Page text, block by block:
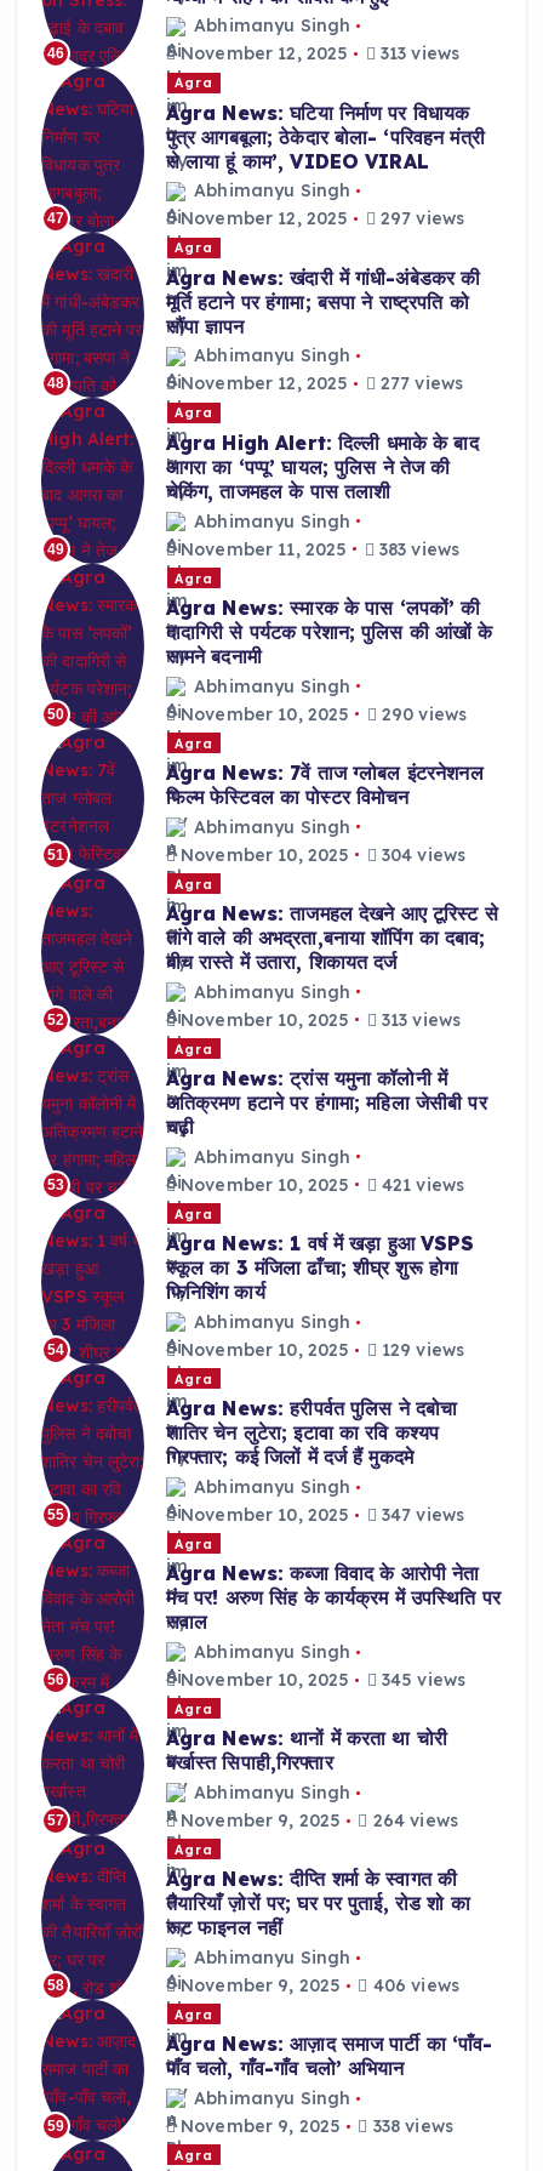
46
Abhimanyu Singh
November 12, 2025
313 views
47
Agra
Agra News: घटिया निर्माण पर विधायक
पुत्र आगबबूला; ठेकेदार बोला- ‘परिवहन मंत्री
से लाया हूं काम’, VIDEO VIRAL
Abhimanyu Singh
November 12, 2025
297 views
48
Agra
Agra News: खंदारी में गांधी-अंबेडकर की
मूर्ति हटाने पर हंगामा; बसपा ने राष्ट्रपति को
सौंपा ज्ञापन
Abhimanyu Singh
November 12, 2025
277 views
49
Agra
Agra High Alert: दिल्ली धमाके के बाद
आगरा का ‘पप्पू’ घायल; पुलिस ने तेज की
चेकिंग, ताजमहल के पास तलाशी
Abhimanyu Singh
November 11, 2025
383 views
50
Agra
Agra News: स्मारक के पास ‘लपकों’ की
दादागिरी से पर्यटक परेशान; पुलिस की आंखों के
सामने बदनामी
Abhimanyu Singh
November 10, 2025
290 views
51
Agra
Agra News: 7वें ताज ग्लोबल इंटरनेशनल
फिल्म फेस्टिवल का पोस्टर विमोचन
Abhimanyu Singh
November 10, 2025
304 views
52
Agra
Agra News: ताजमहल देखने आए टूरिस्ट से
तांगे वाले की अभद्रता,बनाया शॉपिंग का दबाव;
बीच रास्ते में उतारा, शिकायत दर्ज
Abhimanyu Singh
November 10, 2025
313 views
53
Agra
Agra News: ट्रांस यमुना कॉलोनी में
अतिक्रमण हटाने पर हंगामा; महिला जेसीबी पर
चढ़ी
Abhimanyu Singh
November 10, 2025
421 views
54
Agra
Agra News: 1 वर्ष में खड़ा हुआ VSPS
स्कूल का 3 मंजिला ढाँचा; शीघ्र शुरू होगा
फिनिशिंग कार्य
Abhimanyu Singh
November 10, 2025
129 views
55
Agra
Agra News: हरीपर्वत पुलिस ने दबोचा
शातिर चेन लुटेरा; इटावा का रवि कश्यप
गिरफ्तार; कई जिलों में दर्ज हैं मुकदमे
Abhimanyu Singh
November 10, 2025
347 views
56
Agra
Agra News: कब्जा विवाद के आरोपी नेता
मंच पर! अरुण सिंह के कार्यक्रम में उपस्थिति पर
सवाल
Abhimanyu Singh
November 10, 2025
345 views
57
Agra
Agra News: थानों में करता था चोरी
बर्खास्त सिपाही,गिरफ्तार
Abhimanyu Singh
November 9, 2025
264 views
58
Agra
Agra News: दीप्ति शर्मा के स्वागत की
तैयारियाँ ज़ोरों पर; घर पर पुताई, रोड शो का
रूट फाइनल नहीं
Abhimanyu Singh
November 9, 2025
406 views
59
Agra
Agra News: आज़ाद समाज पार्टी का ‘पाँव-
पाँव चलो, गाँव-गाँव चलो’ अभियान
Abhimanyu Singh
November 9, 2025
338 views
Agra